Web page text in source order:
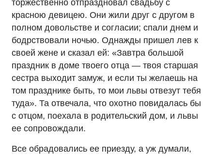
торжественно отпраздновал свадьбу с
красною девицею. Они жили друг с другом в
полном довольстве и согласии; спали днем и
бодрствовали ночью. Однажды пришел лев к
своей жене и сказал ей: «Завтра большой
праздник в доме твоего отца — твоя старшая
сестра выходит замуж, и если ты желаешь на
том празднике быть, то мои львы отвезут тебя
туда». Та отвечала, что охотно повидалась бы
с отцом, поехала в родительский дом, и львы
ее сопровождали.
Все обрадовались ее приезду, а уж думали,